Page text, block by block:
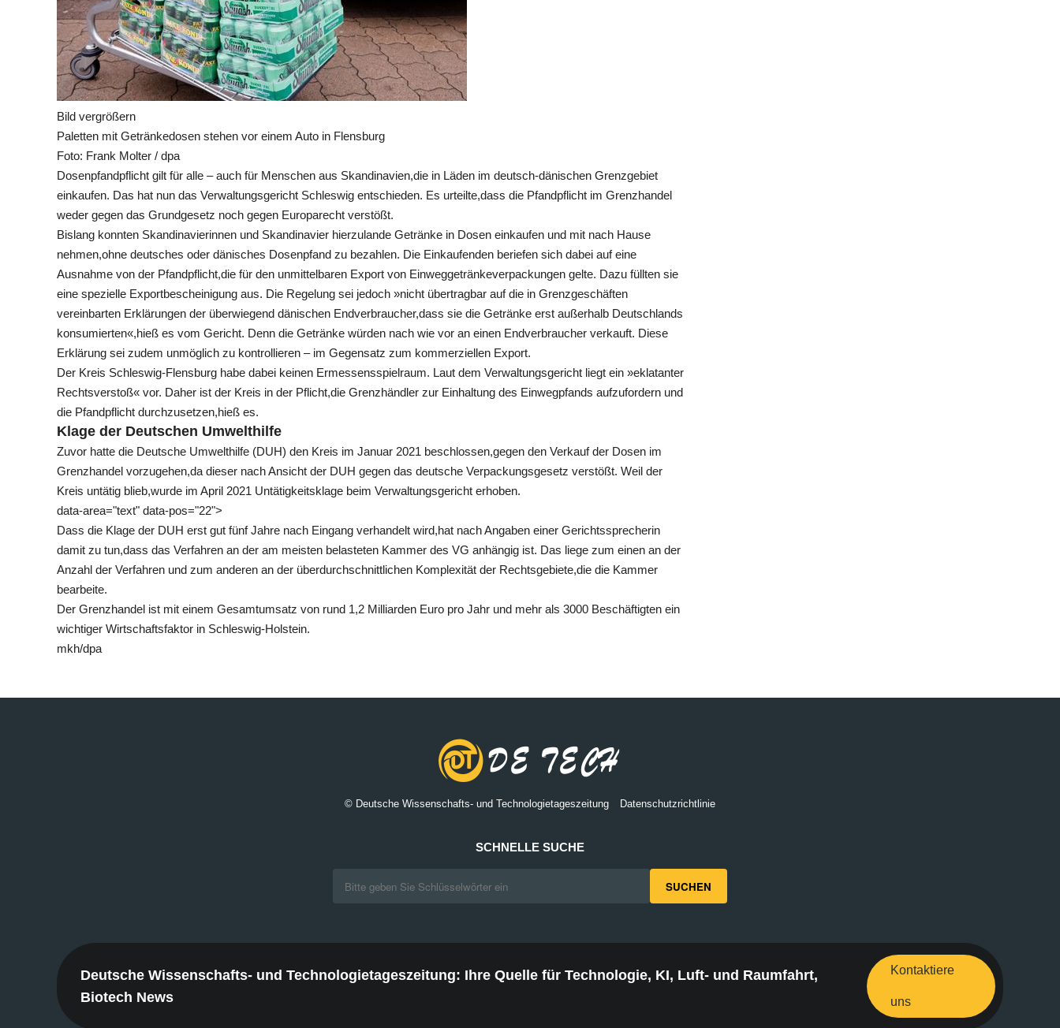
Bild vergrößern
Paletten mit Getränkedosen stehen vor einem Auto in Flensburg
Foto: Frank Molter / dpa
Dosenpfandpflicht gilt für alle – auch für Menschen aus Skandinavien,die in Läden im deutsch-dänischen Grenzgebiet
einkaufen. Das hat nun das Verwaltungsgericht Schleswig entschieden. Es urteilte,dass die Pfandpflicht im Grenzhandel
weder gegen das Grundgesetz noch gegen Europarecht verstößt.
Bislang konnten Skandinavierinnen und Skandinavier hierzulande Getränke in Dosen einkaufen und mit nach Hause
nehmen,ohne deutsches oder dänisches Dosenpfand zu bezahlen. Die Einkaufenden beriefen sich dabei auf eine
Ausnahme von der Pfandpflicht,die für den unmittelbaren Export von Einweggetränkeverpackungen gelte. Dazu füllten sie
eine spezielle Exportbescheinigung aus. Die Regelung sei jedoch »nicht übertragbar auf die in Grenzgeschäften
vereinbarten Erklärungen der überwiegend dänischen Endverbraucher,dass sie die Getränke erst außerhalb Deutschlands
konsumierten«,hieß es vom Gericht. Denn die Getränke würden nach wie vor an einen Endverbraucher verkauft. Diese
Erklärung sei zudem unmöglich zu kontrollieren – im Gegensatz zum kommerziellen Export.
Der Kreis Schleswig-Flensburg habe dabei keinen Ermessensspielraum. Laut dem Verwaltungsgericht liegt ein »eklatanter
Rechtsverstoß« vor. Daher ist der Kreis in der Pflicht,die Grenzhändler zur Einhaltung des Einwegpfands aufzufordern und
die Pfandpflicht durchzusetzen,hieß es.
Klage der Deutschen Umwelthilfe
Zuvor hatte die Deutsche Umwelthilfe (DUH) den Kreis im Januar 2021 beschlossen,gegen den Verkauf der Dosen im
Grenzhandel vorzugehen,da dieser nach Ansicht der DUH gegen das deutsche Verpackungsgesetz verstößt. Weil der
Kreis untätig blieb,wurde im April 2021 Untätigkeitsklage beim Verwaltungsgericht erhoben.
data-area="text" data-pos="22">
Dass die Klage der DUH erst gut fünf Jahre nach Eingang verhandelt wird,hat nach Angaben einer Gerichtssprecherin
damit zu tun,dass das Verfahren an der am meisten belasteten Kammer des VG anhängig ist. Das liege zum einen an der
Anzahl der Verfahren und zum anderen an der überdurchschnittlichen Komplexität der Rechtsgebiete,die die Kammer
bearbeite.
Der Grenzhandel ist mit einem Gesamtumsatz von rund 1,2 Milliarden Euro pro Jahr und mehr als 3000 Beschäftigten ein
wichtiger Wirtschaftsfaktor in Schleswig-Holstein.
mkh/dpa
© Deutsche Wissenschafts- und Technologietageszeitung Datenschutzrichtlinie
SCHNELLE SUCHE
SUCHEN
Deutsche Wissenschafts- und Technologietageszeitung: Ihre Quelle für Technologie, KI, Luft- und Raumfahrt,
Biotech News
Kontaktiere
uns